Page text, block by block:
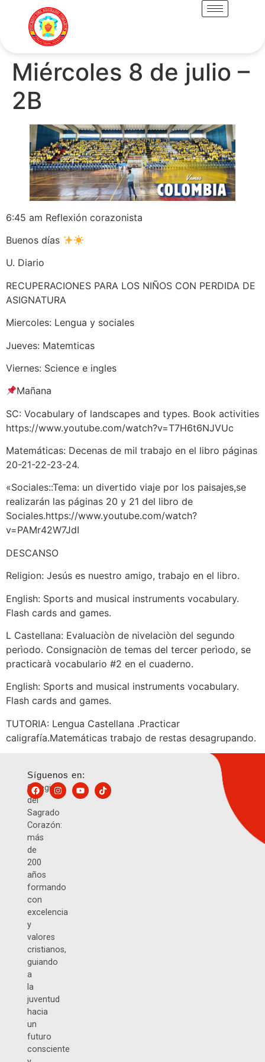
Miércoles 8 de julio –
2B
6:45 am Reflexión corazonista
Buenos días
U. Diario
RECUPERACIONES PARA LOS NIÑOS CON PERDIDA DE
ASIGNATURA
Miercoles: Lengua y sociales
Jueves: Matemticas
Viernes: Science e ingles
Mañana
SC: Vocabulary of landscapes and types. Book activities
https://www.youtube.com/watch?v=T7H6t6NJVUc
Matemáticas: Decenas de mil trabajo en el libro páginas
20-21-22-23-24.
«Sociales::Tema: un divertido viaje por los paisajes,se
realizarán las páginas 20 y 21 del libro de
Sociales.https://www.youtube.com/watch?
v=PAMr42W7JdI
DESCANSO
Religion: Jesús es nuestro amigo, trabajo en el libro.
English: Sports and musical instruments vocabulary.
Flash cards and games.
L Castellana: Evaluaciòn de nivelaciòn del segundo
perìodo. Consignaciòn de temas del tercer perìodo, se
practicarà vocabulario #2 en el cuaderno.
English: Sports and musical instruments vocabulary.
Flash cards and games.
TUTORIA: Lengua Castellana .Practicar
caligrafía.Matemáticas trabajo de restas desagrupando.
Colegio
del
Sagrado
Corazón:
más
de
200
años
formando
con
excelencia
y
valores
cristianos,
guiando
a
la
juventud
hacia
un
futuro
consciente
Síguenos en: